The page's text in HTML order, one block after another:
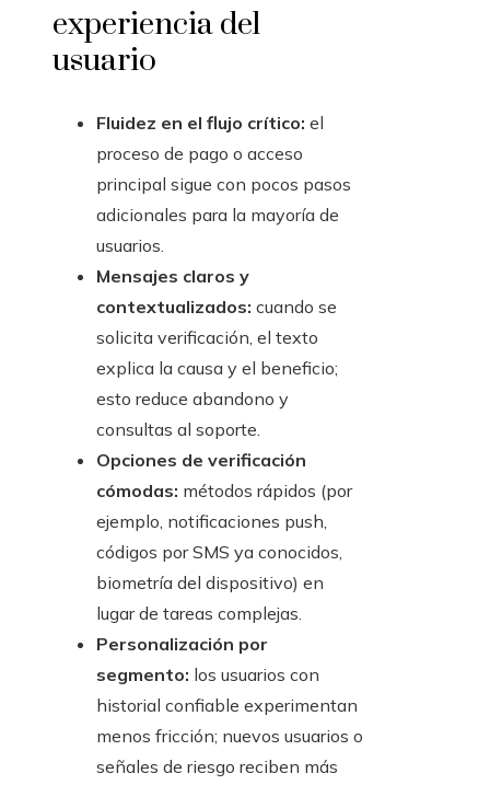
experiencia del
usuario
Fluidez en el flujo crítico: el
proceso de pago o acceso
principal sigue con pocos pasos
adicionales para la mayoría de
usuarios.
Mensajes claros y
contextualizados: cuando se
solicita verificación, el texto
explica la causa y el beneficio;
esto reduce abandono y
consultas al soporte.
Opciones de verificación
cómodas: métodos rápidos (por
ejemplo, notificaciones push,
códigos por SMS ya conocidos,
biometría del dispositivo) en
lugar de tareas complejas.
Personalización por
segmento: los usuarios con
historial confiable experimentan
menos fricción; nuevos usuarios o
señales de riesgo reciben más